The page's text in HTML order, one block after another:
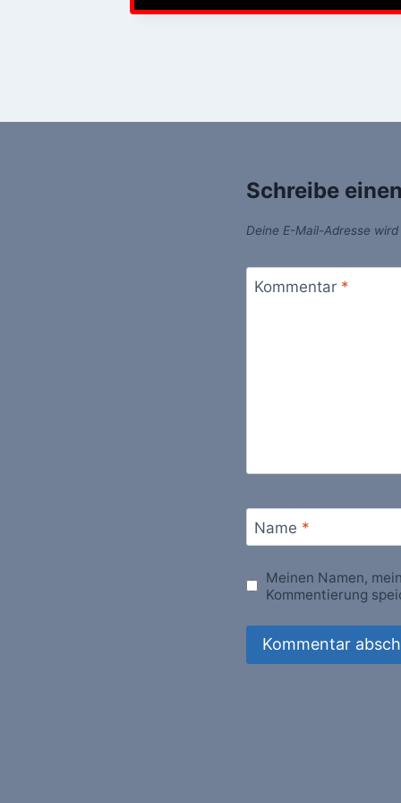
Schreibe
Deine E-Mail-Adresse
Kommentar *
Name *
Meinen Namen,
Kommentierung